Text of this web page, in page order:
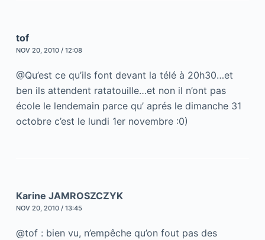
tof
NOV 20, 2010 / 12:08
@Qu’est ce qu’ils font devant la télé à 20h30…et
ben ils attendent ratatouille…et non il n’ont pas
école le lendemain parce qu’ aprés le dimanche 31
octobre c’est le lundi 1er novembre :0)
Karine JAMROSZCZYK
NOV 20, 2010 / 13:45
@tof : bien vu, n’empêche qu’on fout pas des